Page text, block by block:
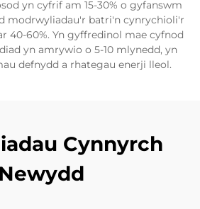
yn cyfrif am 15-30% o gyfanswm
modrwyliadau'r batri'n cynrychioli'r
40-60%. Yn gyffredinol mae cyfnod
yn amrywio o 5-10 mlynedd, yn
defnydd a rhategau enerji lleol.
Cynnyrch
Newydd